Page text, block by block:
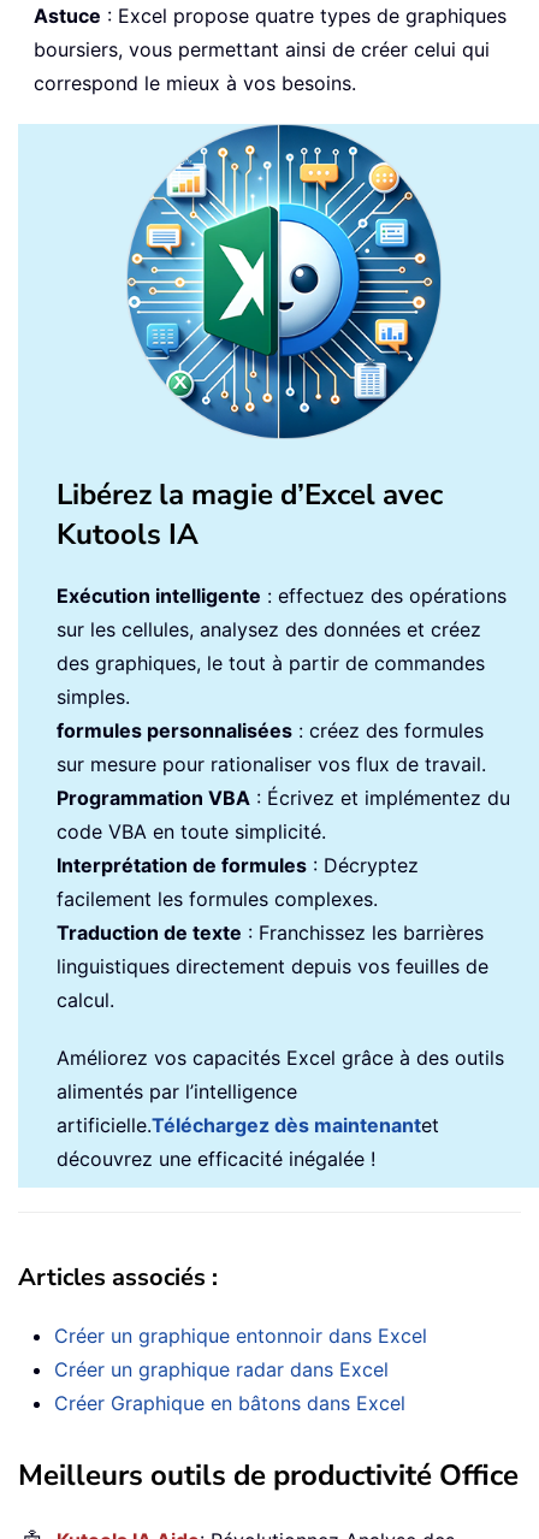
Astuce : Excel propose quatre types de graphiques
boursiers, vous permettant ainsi de créer celui qui
correspond le mieux à vos besoins.
Libérez la magie d’Excel avec
Kutools IA
Exécution intelligente : effectuez des opérations
sur les cellules, analysez des données et créez
des graphiques, le tout à partir de commandes
simples.
formules personnalisées : créez des formules
sur mesure pour rationaliser vos flux de travail.
Programmation VBA : Écrivez et implémentez du
code VBA en toute simplicité.
Interprétation de formules : Décryptez
facilement les formules complexes.
Traduction de texte : Franchissez les barrières
linguistiques directement depuis vos feuilles de
calcul.
Améliorez vos capacités Excel grâce à des outils
alimentés par l’intelligence
artificielle.Téléchargez dès maintenantet
découvrez une efficacité inégalée !
Articles associés :
Créer un graphique entonnoir dans Excel
Créer un graphique radar dans Excel
Créer Graphique en bâtons dans Excel
Meilleurs outils de productivité Office